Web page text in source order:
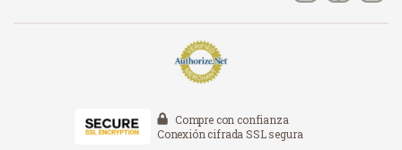
Compre con confianza
Conexión cifrada SSL segura